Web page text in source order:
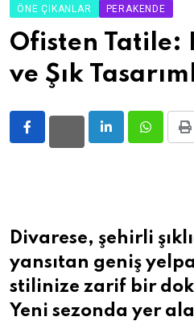
Ürün ve Hizmet
Enerji
Haber
Atamalar
ÖNE ÇIKANLAR PERAKENDE
Ofisten Tatile:
ve Şık
LinkedInWhatsapp
Divarese, şehirli
yansıtan geniş
stilinize zarif bir
Yeni sezonda yer